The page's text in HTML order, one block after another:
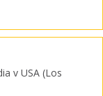
v USA (Los